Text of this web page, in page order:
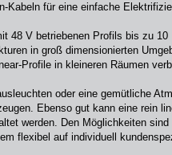
Kabeln für eine einfache
48 V betriebenen Profils bis zu
in groß dimensionierten
Profile in kleineren Räumen
oder eine gemütliche
Ebenso gut kann eine rein
werden. Den Möglichkeiten
flexibel auf individuell